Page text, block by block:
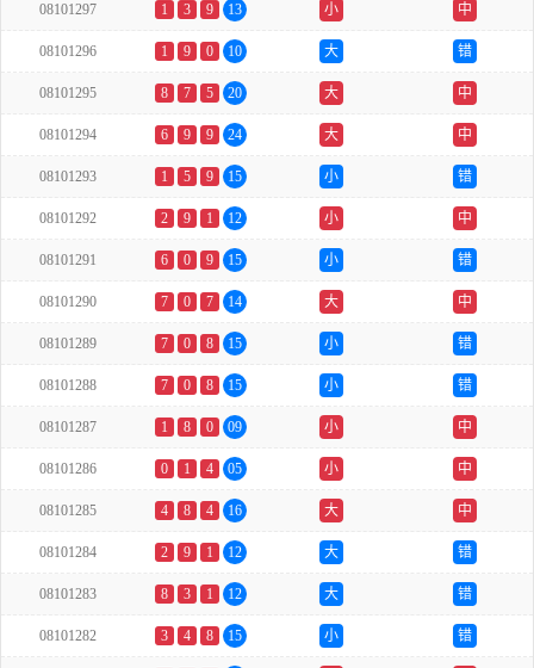
08101297 1 3 9 13 小 中
08101296 1 9 0 10 大 错
08101295 8 7 5 20 大 中
08101294 6 9 9 24 大 中
08101293 1 5 9 15 小 错
08101292 2 9 1 12 小 中
08101291 6 0 9 15 小 错
08101290 7 0 7 14 大 中
08101289 7 0 8 15 小 错
08101288 7 0 8 15 小 错
08101287 1 8 0 09 小 中
08101286 0 1 4 05 小 中
08101285 4 8 4 16 大 中
08101284 2 9 1 12 大 错
08101283 8 3 1 12 大 错
08101282 3 4 8 15 小 错